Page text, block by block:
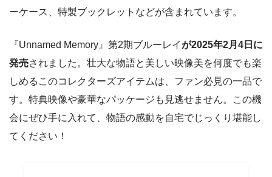
ーケース、特製ブックレットなどが含まれています。
『Unnamed Memory』第2期ブルーレイが2025年2月4日に
発売されました。壮大な物語と美しい映像美を何度でも楽
しめるこのコレクターズアイテムは、ファン必見の一品で
す。特典映像や豪華なパッケージも見逃せません。この機
会にぜひ手に入れて、物語の感動を自宅でじっくり堪能し
てください！